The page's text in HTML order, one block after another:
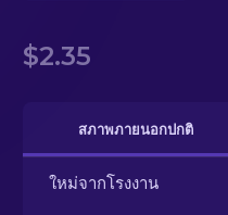
$2.35
สภาพภายนอกปกติ
ใหม่จากโรงงาน